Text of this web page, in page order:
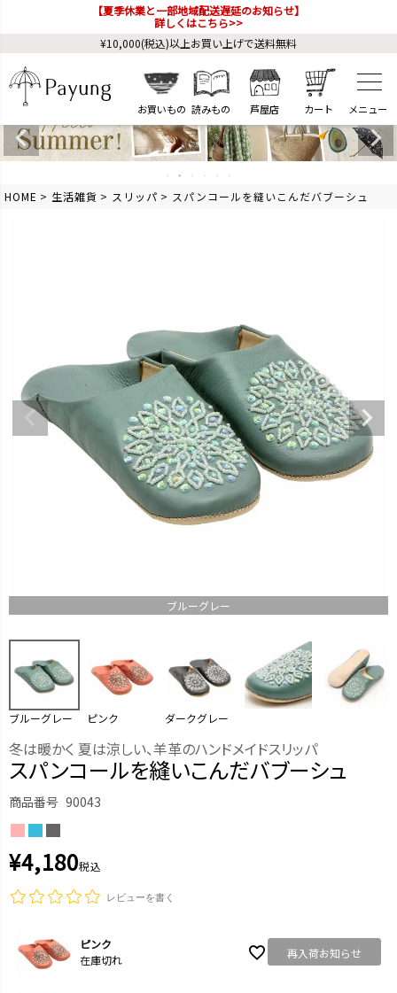
【夏季休業と一部地域配送遅延のお知らせ】
詳しくはこちら>>
¥10,000(税込)以上お買い上げで送料無料
お買いもの 読みもの 芦屋店 カート
HOME 生活雑貨 スリッパ スパンコールを縫いこんだバブーシュ
ブルーグレー
ブルーグレー ピンク ダークグレー
冬は暖かく 夏は涼しい、羊革のハンドメイドスリッパ
スパンコールを縫いこんだバブーシュ
商品番号 90043
¥4,180税込
レビューを書く
ピンク
在庫切れ
再入荷お知らせ